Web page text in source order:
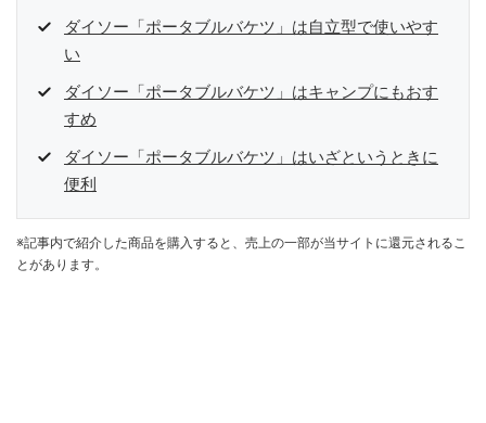
ダイソー「ポータブルバケツ」は自立型で使いやす
い
ダイソー「ポータブルバケツ」はキャンプにもおす
すめ
ダイソー「ポータブルバケツ」はいざというときに
便利
※記事内で紹介した商品を購入すると、売上の一部が当サイトに還元されるこ
とがあります。